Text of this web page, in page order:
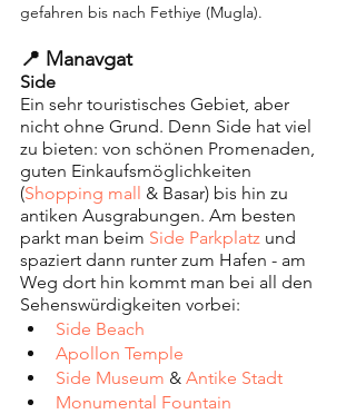
gefahren bis nach Fethiye (Mugla).
📍 Manavgat
Side
Ein sehr touristisches Gebiet, aber
nicht ohne Grund. Denn Side hat viel
zu bieten: von schönen Promenaden,
guten Einkaufsmöglichkeiten
(Shopping mall & Basar) bis hin zu
antiken Ausgrabungen. Am besten
parkt man beim Side Parkplatz und
spaziert dann runter zum Hafen - am
Weg dort hin kommt man bei all den
Sehenswürdigkeiten vorbei:
Side Beach
Apollon Temple
Side Museum & Antike Stadt
Monumental Fountain